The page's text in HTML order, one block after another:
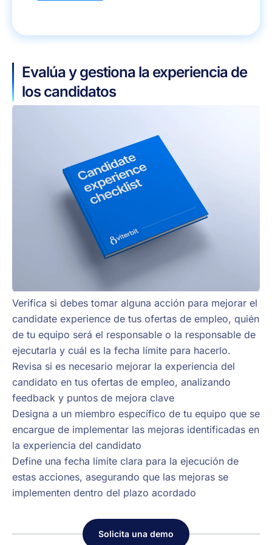
Evalúa y gestiona la experiencia de
los candidatos
Verifica si debes tomar alguna acción para mejorar el
candidate experience de tus ofertas de empleo, quién
de tu equipo será el responsable o la responsable de
ejecutarla y cuál es la fecha límite para hacerlo.
Revisa si es necesario mejorar la experiencia del
candidato en tus ofertas de empleo, analizando
feedback y puntos de mejora clave
Designa a un miembro específico de tu equipo que se
encargue de implementar las mejoras identificadas en
la experiencia del candidato
Define una fecha límite clara para la ejecución de
estas acciones, asegurando que las mejoras se
implementen dentro del plazo acordado
Solicita una demo